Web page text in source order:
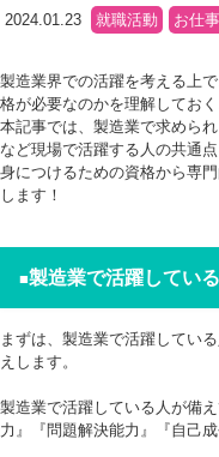
2024.01.23 就職活動 お仕
製造業界での活躍を考える上
格が必要なのかを理解してお
本記事では、製造業で求めら
など現場で活躍する人の共通
身につけるための資格から専
します！
■製造業で活躍してい
まずは、製造業で活躍してい
えします。
製造業で活躍している人が備
力』『問題解決能力』『自己成